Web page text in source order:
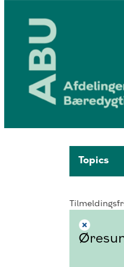
Topics